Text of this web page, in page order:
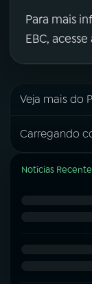
Para mais
EBC,
Veja mais do
Carregando
Notícias